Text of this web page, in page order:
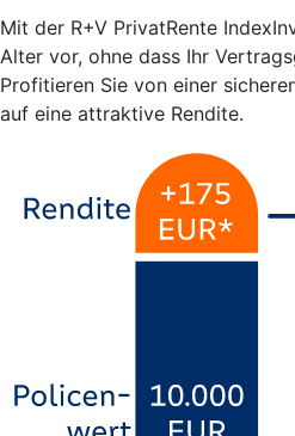
Mit der R+V PrivatRente
Alter vor, ohne dass Ihr
Profitieren Sie von einer
auf eine attraktive Rendite.